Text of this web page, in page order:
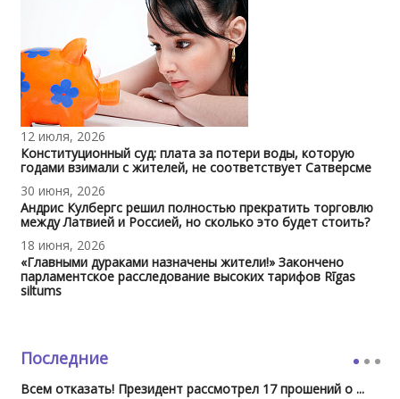
12 июля, 2026
Конституционный суд: плата за потери воды, которую
годами взимали с жителей, не соответствует Сатверсме
30 июня, 2026
Андрис Кулбергс решил полностью прекратить торговлю
между Латвией и Россией, но сколько это будет стоить?
18 июня, 2026
«Главными дураками назначены жители!» Закончено
парламентское расследование высоких тарифов Rīgas
siltums
Последние
Всем отказать! Президент рассмотрел 17 прошений о ...